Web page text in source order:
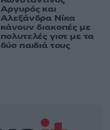
Αργυρός και
Αλεξάνδρα Νίκα
κάνουν διακοπές με
πολυτελές γιοτ με τα
δύο παιδιά τους